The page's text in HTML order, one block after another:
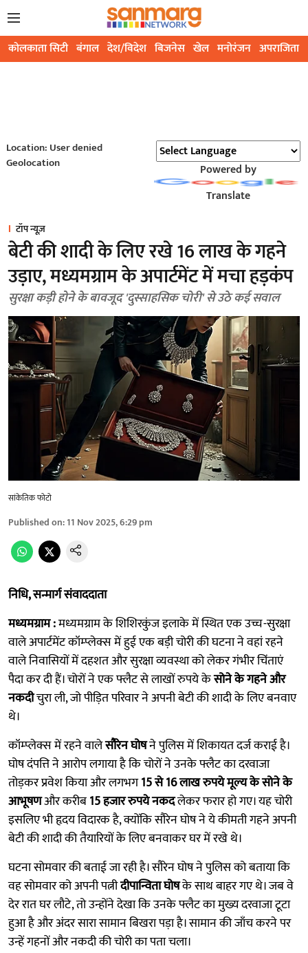
कोलकाता सिटी बंगाल देश/विदेश बिजनेस खेल मनोरंजन अपराजिता
Location: User denied
Geolocation
Powered by
Translate
टॉप न्यूज़
बेटी की शादी के लिए रखे 16 लाख के गहने
उड़ाए, मध्यमग्राम के अपार्टमेंट में मचा हड़कंप
सुरक्षा कड़ी होने के बावजूद 'दुस्साहसिक चोरी' से उठे कई सवाल
सांकेतिक फोटो
Published on:11 Nov 2025, 6:29 pm
निधि, सन्मार्ग संवाददाता
मध्यमग्राम :मध्यमग्राम के शिशिरकुंज इलाके में स्थित एक उच्च-सुरक्षा
वाले अपार्टमेंट कॉम्प्लेक्स में हुई एक बड़ी चोरी की घटना ने वहां रहने
वाले निवासियों में दहशत और सुरक्षा व्यवस्था को लेकर गंभीर चिंताएं
पैदा कर दी हैं। चोरों ने एक फ्लैट से लाखों रुपये केसोने के गहने और
नकदीचुरा ली, जो पीड़ित परिवार ने अपनी बेटी की शादी के लिए बनवाए
थे।
कॉम्प्लेक्स में रहने वालेसौरेन घोषने पुलिस में शिकायत दर्ज कराई है।
घोष दंपत्ति ने आरोप लगाया है कि चोरों ने उनके फ्लैट का दरवाजा
तोड़कर प्रवेश किया और लगभग15 से 16 लाख रुपये मूल्य के सोने के
आभूषणऔर करीब15 हजार रुपये नकदलेकर फरार हो गए। यह चोरी
इसलिए भी हृदय विदारक है, क्योंकि सौरेन घोष ने ये कीमती गहने अपनी
बेटी की शादी की तैयारियों के लिए बनवाकर घर में रखे थे।
घटना सोमवार की बताई जा रही है। सौरेन घोष ने पुलिस को बताया कि
वह सोमवार को अपनी पत्नीदीपान्विता घोषके साथ बाहर गए थे। जब वे
देर रात घर लौटे, तो उन्होंने देखा कि उनके फ्लैट का मुख्य दरवाजा टूटा
हुआ है और अंदर सारा सामान बिखरा पड़ा है। सामान की जाँच करने पर
उन्हें गहनों और नकदी की चोरी का पता चला।